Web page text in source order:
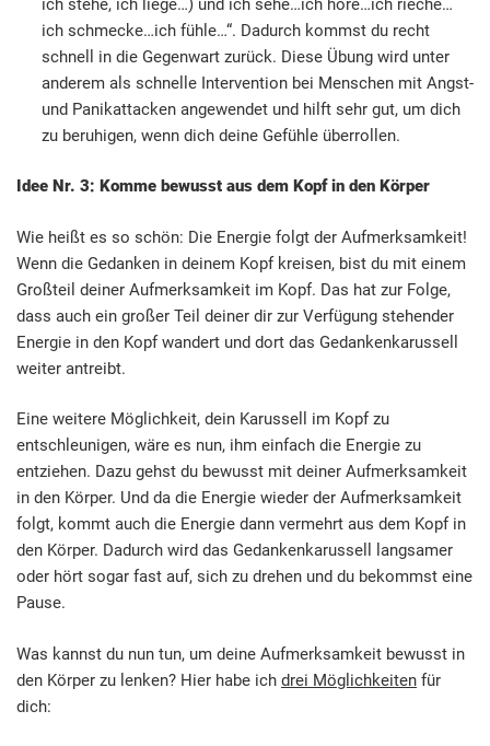
ich stehe, ich liege…) und ich sehe…ich höre…ich rieche…
ich schmecke…ich fühle…“. Dadurch kommst du recht
schnell in die Gegenwart zurück. Diese Übung wird unter
anderem als schnelle Intervention bei Menschen mit Angst-
und Panikattacken angewendet und hilft sehr gut, um dich
zu beruhigen, wenn dich deine Gefühle überrollen.
Idee Nr. 3: Komme bewusst aus dem Kopf in den Körper
Wie heißt es so schön: Die Energie folgt der Aufmerksamkeit!
Wenn die Gedanken in deinem Kopf kreisen, bist du mit einem
Großteil deiner Aufmerksamkeit im Kopf. Das hat zur Folge,
dass auch ein großer Teil deiner dir zur Verfügung stehender
Energie in den Kopf wandert und dort das Gedankenkarussell
weiter antreibt.
Eine weitere Möglichkeit, dein Karussell im Kopf zu
entschleunigen, wäre es nun, ihm einfach die Energie zu
entziehen. Dazu gehst du bewusst mit deiner Aufmerksamkeit
in den Körper. Und da die Energie wieder der Aufmerksamkeit
folgt, kommt auch die Energie dann vermehrt aus dem Kopf in
den Körper. Dadurch wird das Gedankenkarussell langsamer
oder hört sogar fast auf, sich zu drehen und du bekommst eine
Pause.
Was kannst du nun tun, um deine Aufmerksamkeit bewusst in
den Körper zu lenken? Hier habe ich drei Möglichkeiten für
dich: